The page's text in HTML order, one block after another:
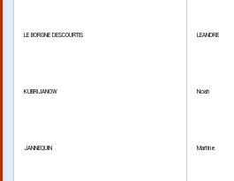
LE BORGNE DESCOURTIS LEANDRE
KUBRIJANOW Noah
JANNEQUIN Martine